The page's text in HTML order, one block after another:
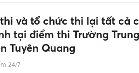
và tổ chức thi lại tất cả
tại điểm thi Trường
Tuyên Quang
24/7